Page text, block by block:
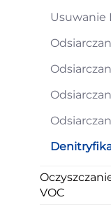
Usuwanie
VOC